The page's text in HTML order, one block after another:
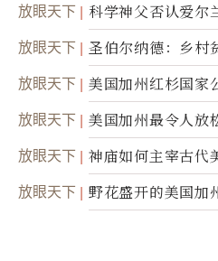
放眼天下
科学神父否认爱尔
灵
放眼天下
圣伯尔纳德：乡村
腐身
放眼天下 美国加州红杉国家
放眼天下 美国加州最令人放
放眼天下 神庙如何主宰古代
放眼天下 野花盛开的美国加